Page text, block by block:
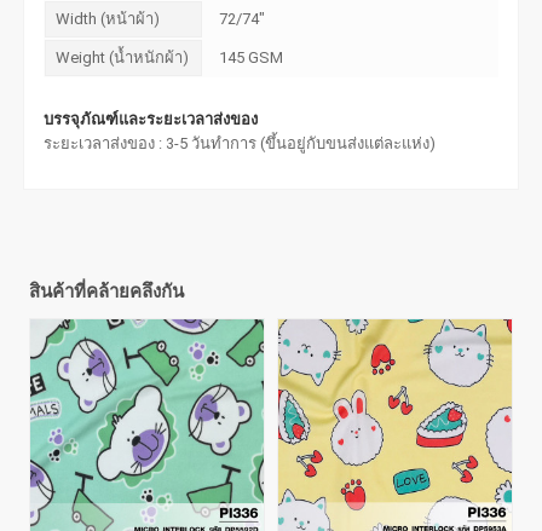
Width (หน้าผ้า) 72/74"
Weight (น้ำหนักผ้า) 145 GSM
บรรจุภัณฑ์และระยะเวลาส่งของ
ระยะเวลาส่งของ : 3-5 วันทำการ (ขึ้นอยู่กับขนส่งแต่ละแห่ง)
สินค้าที่คล้ายคลึงกัน